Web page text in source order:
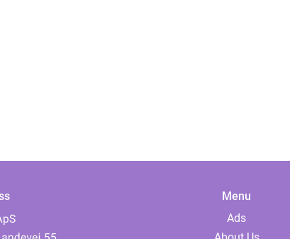
Menu
Ads